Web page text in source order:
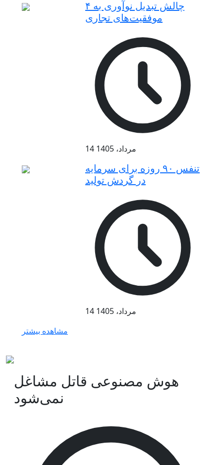
۴ چالش تبدیل نوآوری به
موفقیت‌های تجاری
14 مرداد، 1405
تنفس ۹۰ روزه برای سرمایه
در گردش تولید
14 مرداد، 1405
مشاهده بیشتر
هوش مصنوعی قاتل مشاغل
نمی‌شود